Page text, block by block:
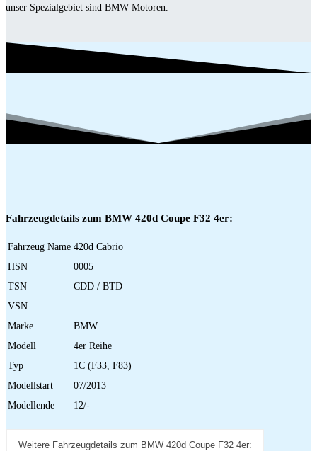
unser Spezialgebiet sind BMW Motoren.
Fahrzeugdetails zum BMW 420d Coupe F32 4er:
Fahrzeug Name 420d Cabrio
HSN
0005
TSN
CDD / BTD
VSN
–
Marke
BMW
Modell
4er Reihe
Typ
1C (F33, F83)
Modellstart
07/2013
Modellende
12/-
Weitere Fahrzeugdetails zum BMW 420d Coupe F32 4er: